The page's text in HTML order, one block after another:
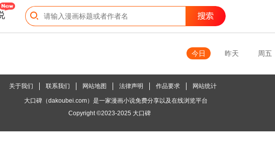
今日 昨天 周五
关于我们 联系我们 网站地图 法律声明 作品要求 网站统计
大口碑（dakoubei.com）是一家漫画小说免费分享以及在线浏览平台
Copyright ©2023-2025 大口碑